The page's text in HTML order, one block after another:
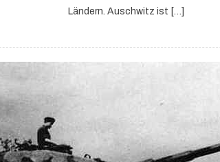
Ländern. Auschwitz ist […]